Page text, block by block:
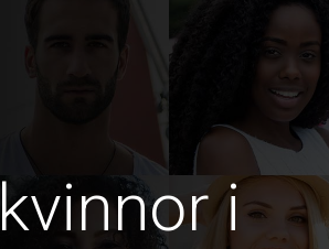
i